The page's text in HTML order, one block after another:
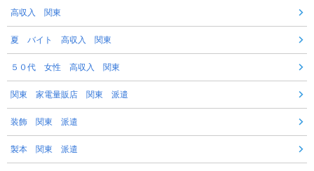
高収入 関東
夏 バイト 高収入 関東
５０代 女性 高収入 関東
関東 家電量販店 関東 派遣
装飾 関東 派遣
製本 関東 派遣